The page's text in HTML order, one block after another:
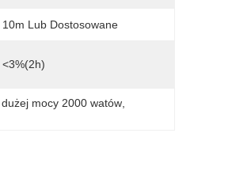
10m Lub Dostosowane
<3%(2h)
mocy 2000 watów